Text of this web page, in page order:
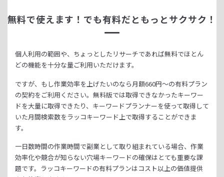
無料で使えます！ でも有料だともっとサクサク！
個人利用の範囲や、ちょっとしたリサーチであれば無料でほとん
どの機能を十分な量ご利用いただけます。
ですが、もし作業効率を上げたいのなら月額660円～の有料プラン
の契約をご利用ください。 無料版では取得できなかったキーワー
ドを大量に取得できたり、 キーワードプランナーを使って取得して
いた月間検索数をラッコキーワード上で取得することができま
す。
一日数時間の作業時間で副業として取り組まれている場合、 作業
効率化や競合が知らない穴場キーワードの確保はとても重要な課
題です。 ラッコキーワードの有料プランはコスト以上の価値提供